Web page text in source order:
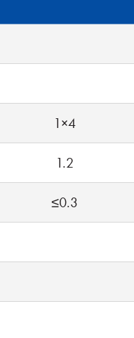
1×4
1.2
≤0.3